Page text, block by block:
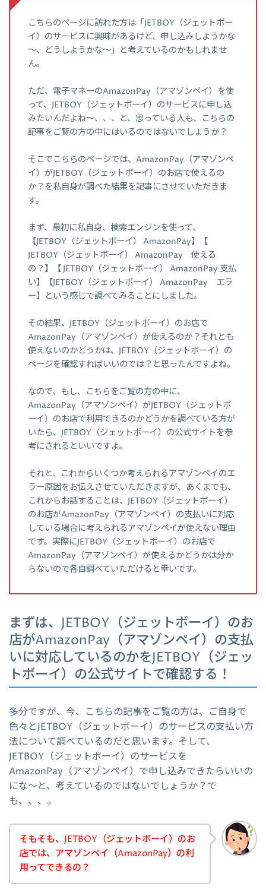
こちらのページに訪れた方は「JETBOY（ジェットボー
イ）のサービスに興味があるけど、申し込みしようかな
～、どうしようかな～」と考えているのかもしれませ
ん。
ただ、電子マネーのAmazonPay（アマゾンペイ）を使
って、JETBOY（ジェットボーイ）のサービスに申し込
みたいんだよね～、、、と、思っている人も、こちらの
記事をご覧の方の中にはいるのではないでしょうか？
そこでこちらのページでは、AmazonPay（アマゾンペ
イ）がJETBOY（ジェットボーイ）のお店で使えるの
か？を私自身が調べた結果を記事にさせていただきま
す。
まず、最初に私自身、検索エンジンを使って、
【JETBOY（ジェットボーイ） AmazonPay】【
JETBOY（ジェットボーイ） AmazonPay 使える
の？】【 JETBOY（ジェットボーイ） AmazonPay 支払
い】【JETBOY（ジェットボーイ） AmazonPay エラ
ー】という感じで調べてみることにしました。
その結果、JETBOY（ジェットボーイ）のお店で
AmazonPay（アマゾンペイ）が使えるのか？それとも
使えないのかどうかは、JETBOY（ジェットボーイ）の
ページを確認すればいいのでは？と思ったんですよね。
なので、もし、こちらをご覧の方の中に、
AmazonPay（アマゾンペイ）がJETBOY（ジェットボ
ーイ）のお店で利用できるのかどうかを調べている方が
いたら、JETBOY（ジェットボーイ）の公式サイトを参
考にされるといいですよ。
それと、これからいくつか考えられるアマゾンペイのエ
ラー原因をお伝えさせていただきますが、あくまでも、
これからお話することは、JETBOY（ジェットボーイ）
のお店がAmazonPay（アマゾンペイ）の支払いに対応
している場合に考えられるアマゾンペイが使えない理由
です。実際にJETBOY（ジェットボーイ）のお店で
AmazonPay（アマゾンペイ）が使えるかどうかは分か
らないので各自調べていただけると幸いです。
まずは、JETBOY（ジェットボーイ）のお
店がAmazonPay（アマゾンペイ）の支払
いに対応しているのかをJETBOY（ジェッ
トボーイ）の公式サイトで確認する！
多分ですが、今、こちらの記事をご覧の方は、ご自身で
色々とJETBOY（ジェットボーイ）のサービスの支払い方
法について調べているのだと思います。そして、
JETBOY（ジェットボーイ）のサービスを
AmazonPay（アマゾンペイ）で申し込みできたらいいの
にな～と、考えているのではないでしょうか？で
も、、、。
そもそも、JETBOY（ジェットボーイ）のお
店では、アマゾンペイ（AmazonPay）の利
用ってできるの？